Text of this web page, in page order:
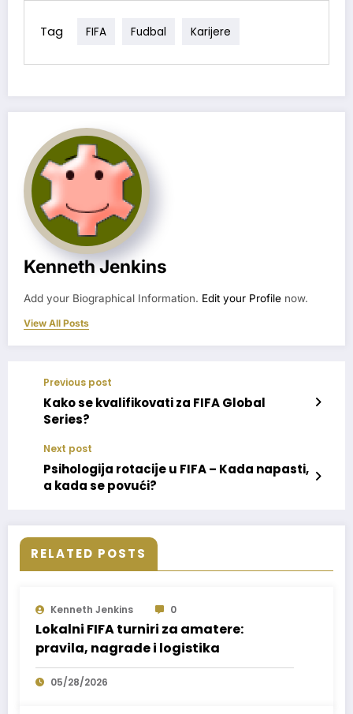
Tag FIFA Fudbal Karijere
Kenneth Jenkins
Add your Biographical Information. Edit your Profile now.
View All Posts
Previous post
Kako se kvalifikovati za FIFA Global
Series?
Next post
Psihologija rotacije u FIFA – Kada napasti,
a kada se povući?
RELATED POSTS
Kenneth Jenkins 0
Lokalni FIFA turniri za amatere:
pravila, nagrade i logistika
05/28/2026